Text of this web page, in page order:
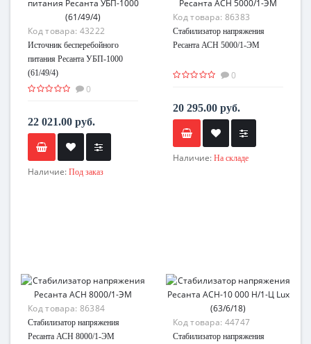
Код товара: 43222
Источник бесперебойного
питания Ресанта УБП-1000
(61/49/4)
0
22 021.00 руб.
Наличие: Под заказ
Код товара: 86383
Стабилизатор напряжения
Ресанта АСН 5000/1-ЭМ
0
20 295.00 руб.
Наличие: На складе
Код товара: 86384
Стабилизатор напряжения
Ресанта АСН 8000/1-ЭМ
Код товара: 44747
Стабилизатор напряжения